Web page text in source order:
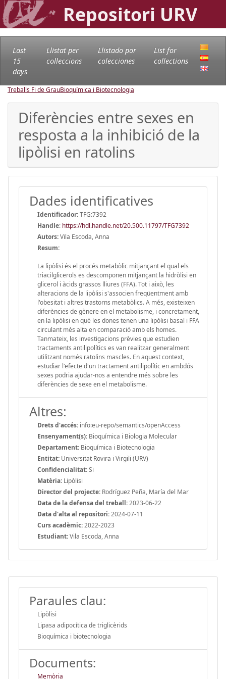
Repositori URV
Last
15
days
Llistat per
col·leccions
Llistado por
colecciones
List for
collections
Treballs Fi de GrauBioquímica i Biotecnologia
Diferències entre sexes en
resposta a la inhibició de la
lipòlisi en ratolins
Dades identificatives
Identificador:TFG:7392
Handle: https://hdl.handle.net/20.500.11797/TFG7392
Autors:Vila Escoda, Anna
Resum:
La lipòlisi és el procés metabòlic mitjançant el qual els
triacilglicerols es descomponen mitjançant la hidròlisi en
glicerol i àcids grassos lliures (FFA). Tot i això, les
alteracions de la lipòlisi s'associen freqüentment amb
l'obesitat i altres trastorns metabòlics. A més, existeixen
diferències de gènere en el metabolisme, i concretament,
en la lipòlisi en què les dones tenen una lipòlisi basal i FFA
circulant més alta en comparació amb els homes.
Tanmateix, les investigacions prèvies que estudien
tractaments antilipolítics es van realitzar generalment
utilitzant només ratolins mascles. En aquest context,
estudiar l'efecte d'un tractament antilipolític en ambdós
sexes podria ajudar-nos a entendre més sobre les
diferències de sexe en el metabolisme.
Altres:
Drets d'accés: info:eu-repo/semantics/openAccess
Ensenyament(s): Bioquímica i Biologia Molecular
Departament: Bioquímica i Biotecnologia
Entitat: Universitat Rovira i Virgili (URV)
Confidencialitat:Si
Matèria: Lipòlisi
Director del projecte: Rodríguez Peña, María del Mar
Data de la defensa del treball:2023-06-22
Data d'alta al repositori:2024-07-11
Curs acadèmic:2022-2023
Estudiant:Vila Escoda, Anna
Paraules clau:
Lipòlisi
Lipasa adipocítica de triglicèrids
Bioquímica i biotecnologia
Documents:
Memòria